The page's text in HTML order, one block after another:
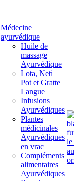
Médecine
ayurvédique
Huile de
massage
Ayurvédique
Lota, Neti
Pot et Gratte
Langue
Infusions
Ayurvédiques
Plantes
médicinales
Ayurvédiques
en vrac
Compléments
alimentaires
Ayurvédiques